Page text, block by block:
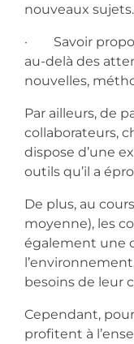
nouveaux sujets.
· Savoir
au-delà des
nouvelles,
Par ailleurs, de
collaborateurs,
dispose d’une
outils qu’il a
De plus, au
moyenne), les
également une
besoins de leur
Cependant,
profitent à